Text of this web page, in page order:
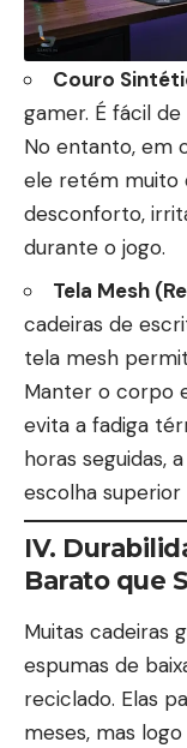
Couro
gamer. É fácil
No entanto, em
ele retém muito
desconforto,
durante o jogo.
Tela Mesh
cadeiras de
tela mesh
Manter o corpo
evita a fadiga
horas seguidas,
escolha
IV.
Barato que
Muitas cadeiras
espumas de
reciclado. Elas
meses, mas